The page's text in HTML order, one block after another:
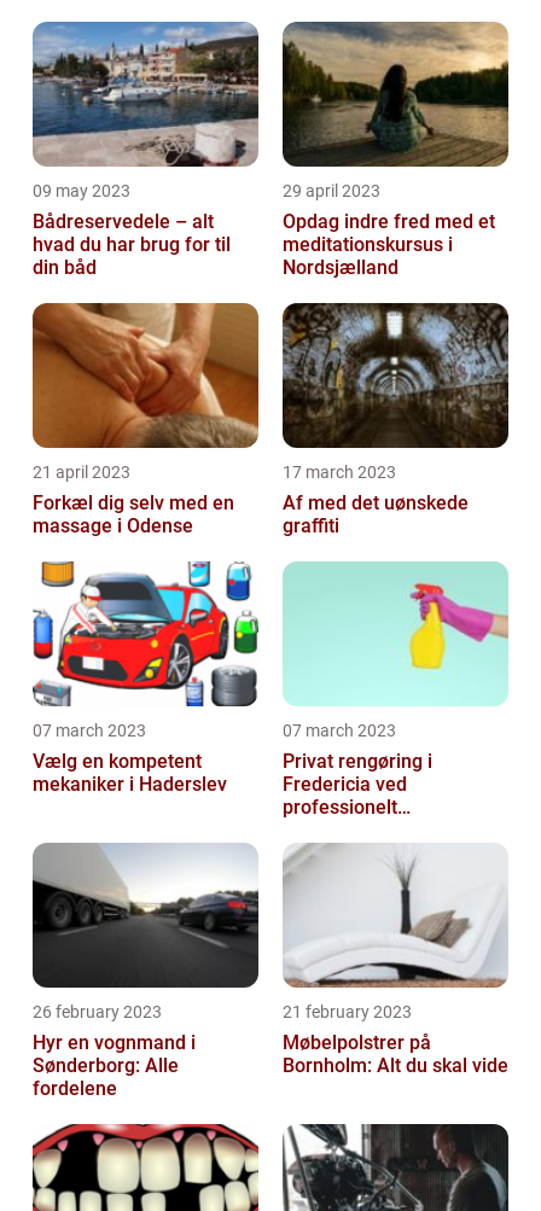
09 may 2023
Bådreservedele – alt
hvad du har brug for til
din båd
29 april 2023
Opdag indre fred med et
meditationskursus i
Nordsjælland
21 april 2023
Forkæl dig selv med en
massage i Odense
17 march 2023
Af med det uønskede
graffiti
07 march 2023
Vælg en kompetent
mekaniker i Haderslev
07 march 2023
Privat rengøring i
Fredericia ved
professionelt
26 february 2023
Hyr en vognmand i
Sønderborg: Alle
fordelene
21 february 2023
Møbelpolstrer på
Bornholm: Alt du skal vide